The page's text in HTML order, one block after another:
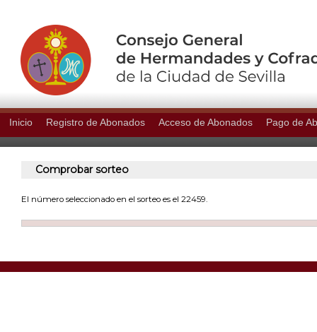
Inicio Registro de Abonados Acceso de Abonados Pago de
Comprobar sorteo
El número seleccionado en el sorteo es el 22459.